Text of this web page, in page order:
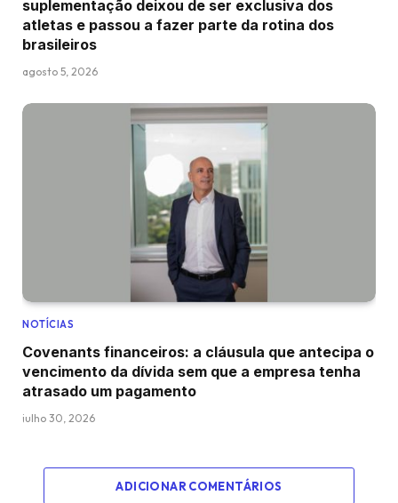
suplementação deixou de ser exclusiva dos
atletas e passou a fazer parte da rotina dos
brasileiros
agosto 5, 2026
NOTÍCIAS
Covenants financeiros: a cláusula que antecipa o
vencimento da dívida sem que a empresa tenha
atrasado um pagamento
julho 30, 2026
ADICIONAR COMENTÁRIOS